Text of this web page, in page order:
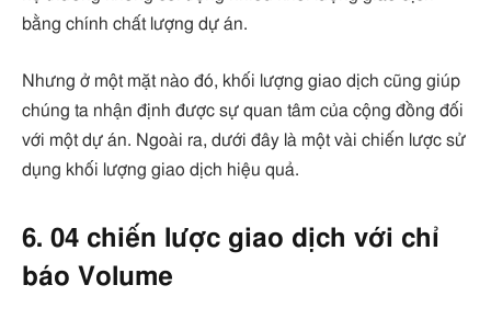
bằng chính chất lượng dự án.
Nhưng ở một mặt nào đó, khối lượng giao dịch cũng giúp
chúng ta nhận định được sự quan tâm của cộng đồng đối
với một dự án. Ngoài ra, dưới đây là một vài chiến lược sử
dụng khối lượng giao dịch hiệu quả.
6. 04 chiến lược giao dịch với chỉ
báo Volume